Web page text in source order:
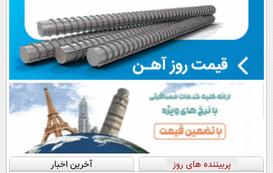
پربیننده های روز آخرین اخبار